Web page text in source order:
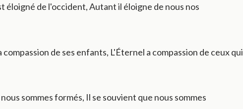
éloigné de l'occident, Autant il éloigne de nous nos
compassion de ses enfants, L'Éternel a compassion de ceux qui
sommes formés, Il se souvient que nous sommes